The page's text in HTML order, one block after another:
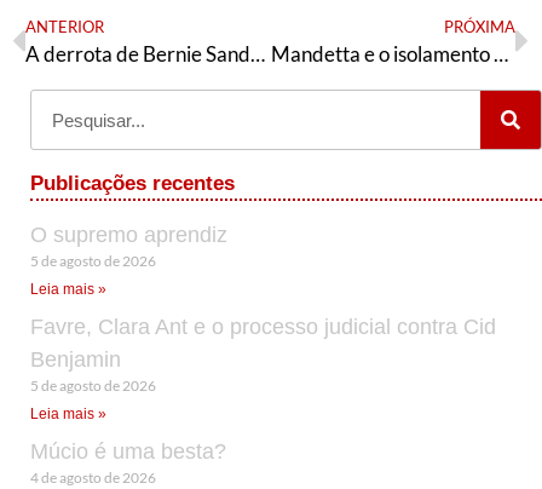
ANTERIOR
A derrota de Bernie Sanders para o regime político norte americano
PRÓXIMA
Mandetta e o isolamento social: Bolsonaro tem tinta na caneta?
Publicações recentes
O supremo aprendiz
5 de agosto de 2026
Leia mais »
Favre, Clara Ant e o processo judicial contra Cid
Benjamin
5 de agosto de 2026
Leia mais »
Múcio é uma besta?
4 de agosto de 2026